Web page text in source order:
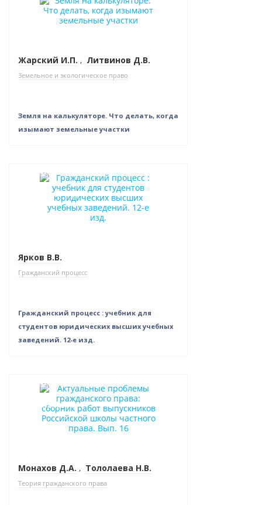
Нет в наличии
Жарский И.П. , Литвинов Д.В.
Земельное и экологическое право
Земля на калькуляторе. Что делать, когда
изымают земельные участки
Новинка
Нет в наличии
Новое издание
Ярков В.В.
Гражданский процесс
Гражданский процесс : учебник для
студентов юридических высших учебных
заведений. 12-е изд.
Новинка
Нет в наличии
Монахов Д.А. , Тололаева Н.В.
Теория гражданского права